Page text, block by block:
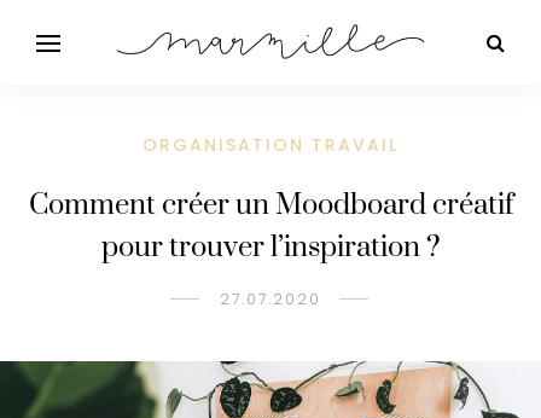
ORGANISATION TRAVAIL
Comment créer un Moodboard créatif
pour trouver l’inspiration ?
27.07.2020